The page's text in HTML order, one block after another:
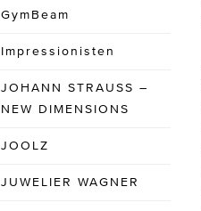
GymBeam
Impressionisten
JOHANN STRAUSS –
NEW DIMENSIONS
JOOLZ
JUWELIER WAGNER